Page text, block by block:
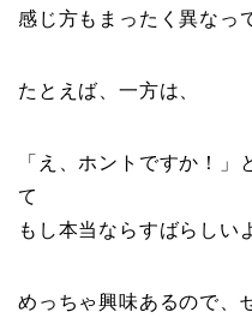
感じ方もまったく異なっ
たとえば、一方は、
「え、ホントですか！」
て
もし本当ならすばらしい
めっちゃ興味あるので、